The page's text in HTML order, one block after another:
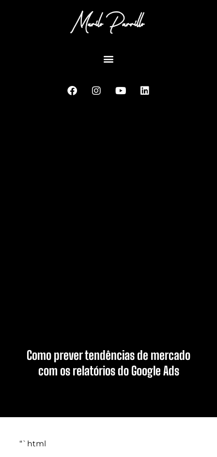
Como prever tendências de mercado
com os relatórios do Google Ads
“`html